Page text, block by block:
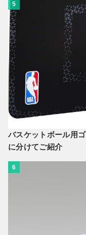
5
バスケットボール用
に分けてご紹介
6